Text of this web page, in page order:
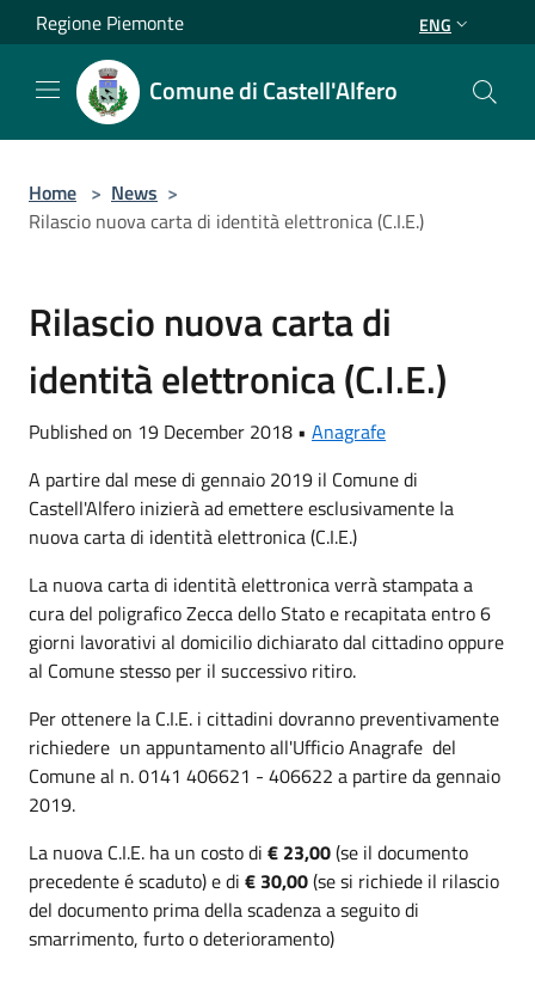
Salta al contenuto principale
Regione Piemonte ENG
Comune di Castell'Alfero
Home > News >
Rilascio nuova carta di identità elettronica (C.I.E.)
Rilascio nuova carta di
identità elettronica (C.I.E.)
Published on 19 December 2018 • Anagrafe
A partire dal mese di gennaio 2019 il Comune di
Castell'Alfero inizierà ad emettere esclusivamente la
nuova carta di identità elettronica (C.I.E.)
La nuova carta di identità elettronica verrà stampata a
cura del poligrafico Zecca dello Stato e recapitata entro 6
giorni lavorativi al domicilio dichiarato dal cittadino oppure
al Comune stesso per il successivo ritiro.
Per ottenere la C.I.E. i cittadini dovranno preventivamente
richiedere un appuntamento all'Ufficio Anagrafe del
Comune al n. 0141 406621 - 406622 a partire da gennaio
2019.
La nuova C.I.E. ha un costo di € 23,00(se il documento
precedente é scaduto) e di € 30,00(se si richiede il rilascio
del documento prima della scadenza a seguito di
smarrimento, furto o deterioramento)